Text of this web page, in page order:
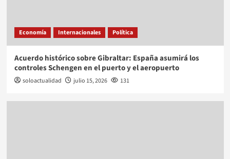
Economía Internacionales Política
Acuerdo histórico sobre Gibraltar: España asumirá los
controles Schengen en el puerto y el aeropuerto
soloactualidad julio 15, 2026 131